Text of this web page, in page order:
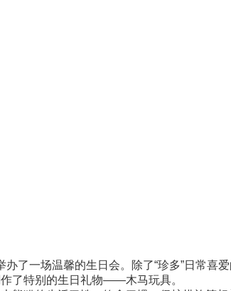
一场温馨的生日会。除了“珍多”日常喜
了特别的生日礼物——木马玩具。